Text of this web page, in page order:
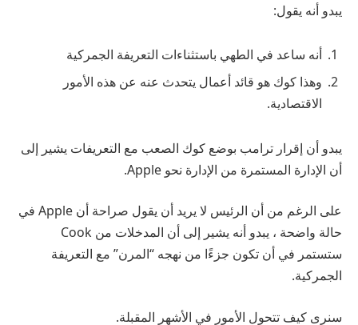
يبدو أنه يقول:
أنه ساعد في الطهي باستثناءات التعريفة الجمركية
وهذا كوك هو قائد أعمال يتحدث عنه عن هذه الأمور
الاقتصادية.
يبدو أن إقرار ترامب بوضع كوك الصعب مع التعريفات يشير إلى
أن الإدارة المستمرة من الإدارة نحو Apple.
على الرغم من أن الرئيس لا يريد أن يقول صراحة أن Apple في
حالة واضحة ، يبدو أنه يشير إلى أن المدخلات من Cook
ستستمر في أن تكون جزءًا من نهجه “المرن” مع التعريفة
الجمركية.
سنرى كيف تتحول الأمور في الأشهر المقبلة.